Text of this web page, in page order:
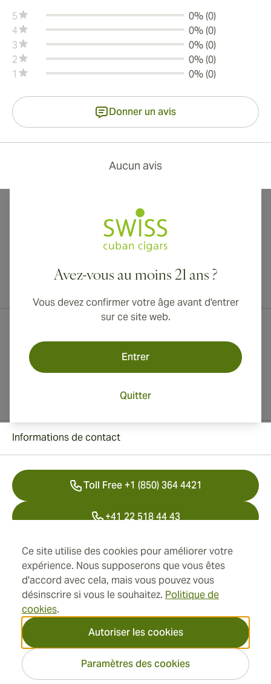
Ce site utilise des cookies pour améliorer votre
expérience. Nous supposerons que vous êtes
d'accord avec cela, mais vous pouvez vous
désinscrire si vous le souhaitez. Politique de
cookies.
Autoriser les cookies
Paramètres des cookies
5
0% (0)
4
0% (0)
3
0% (0)
2
0% (0)
1
0% (0)
Donner un avis
Aucun avis
Avez-vous au moins 21 ans ?
Vous devez confirmer votre âge avant d'entrer
sur ce site web.
Entrer
Quitter
Livraison internationale disponible vers le Canada, le Royaume-Uni
Adresse
Informations
Informations de contact
Toll Free +1 (850) 364 4421
+41 22 518 44 43
info@swisscubancigars.com
2026 SwissCubanCigars.fr —
Cigar Group. Tous les droits